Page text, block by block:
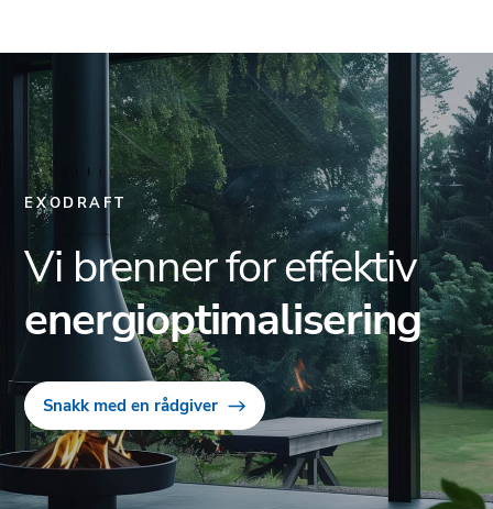
EXODRAFT
Vi brenner for effektiv
energioptimalisering
Snakk med en rådgiver